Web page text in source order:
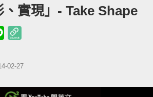
、實現」- Take Shape
02-27